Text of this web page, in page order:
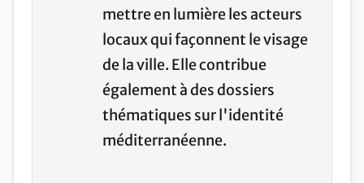
mettre en lumière les acteurs
locaux qui façonnent le visage
de la ville. Elle contribue
également à des dossiers
thématiques sur l'identité
méditerranéenne.